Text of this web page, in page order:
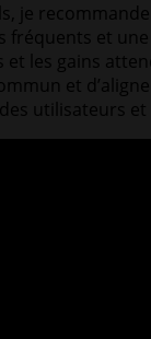
je
fréquents et
et les gains
et
utilisateurs